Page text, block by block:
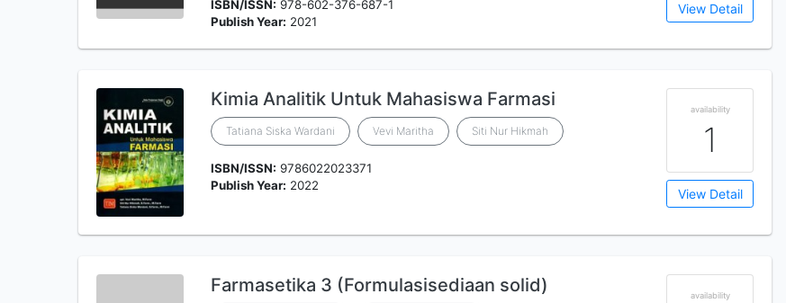
ISBN/ISSN: 978-602-376-687-1
Publish Year: 2021
View Detail
Kimia Analitik Untuk Mahasiswa Farmasi
Tatiana Siska Wardani Vevi Maritha Siti Nur Hikmah
ISBN/ISSN: 9786022023371
Publish Year: 2022
availability
1
View Detail
Farmasetika 3 (Formulasisediaan solid) availability